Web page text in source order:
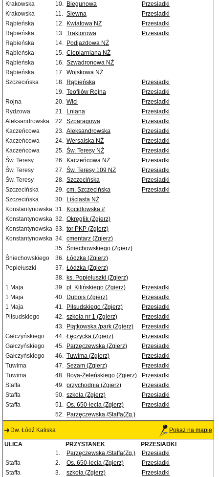
Krakowska
10. Biegunowa
Przesiadki
Krakowska
11. Siewna
Przesiadki
Rąbieńska
12. Kwiatowa NŻ
Przesiadki
Rąbieńska
13. Traktorowa
Przesiadki
Rąbieńska
14. Podjazdowa NŻ
Rąbieńska
15. Cieplarniana NŻ
Rąbieńska
16. Szwadronowa NŻ
Rąbieńska
17. Wojskowa NŻ
Szczecińska
18. Rąbieńska
Przesiadki
19. Teofilów Rojna
Przesiadki
Rojna
20. Wici
Przesiadki
Rydzowa
21. Lniana
Przesiadki
Aleksandrowska
22. Szparagowa
Przesiadki
Kaczeńcowa
23. Aleksandrowska
Przesiadki
Kaczeńcowa
24. Wersalska NŻ
Przesiadki
Kaczeńcowa
25. Św. Teresy NŻ
Przesiadki
Św. Teresy
26. Kaczeńcowa NŻ
Przesiadki
Św. Teresy
27. Św. Teresy 109 NŻ
Przesiadki
Św. Teresy
28. Szczecińska
Przesiadki
Szczecińska
29. cm. Szczecińska
Przesiadki
Szczecińska
30. Liściasta NŻ
Konstantynowska 31. Kocidłowska #
Konstantynowska 32. Okręglik (Zgierz)
Konstantynowska 33. tor PKP (Zgierz)
Konstantynowska 34. cmentarz (Zgierz)
35. Śniechowskiego (Zgierz)
Śniechowskiego
36. Łódzka (Zgierz)
Popiełuszki
37. Łódzka (Zgierz)
38. ks. Popieluszki (Zgierz)
1 Maja
39. pl. Kilińskiego (Zgierz)
Przesiadki
1 Maja
40. Dubois (Zgierz)
Przesiadki
1 Maja
41. Piłsudskiego (Zgierz)
Przesiadki
Piłsudskiego
42. szkoła nr 1 (Zgierz)
Przesiadki
43. Piątkowska /park (Zgierz)
Przesiadki
Gałczyńskiego
44. Łęczycka (Zgierz)
Przesiadki
Gałczyńskiego
45. Parzęczewska (Zgierz)
Przesiadki
Gałczyńskiego
46. Tuwima (Zgierz)
Przesiadki
Tuwima
47. Sezam (Zgierz)
Przesiadki
Tuwima
48. Boya-Żeleńskiego (Zgierz)
Przesiadki
Staffa
49. przychodnia (Zgierz)
Przesiadki
Staffa
50. szkoła (Zgierz)
Przesiadki
Staffa
51. Os. 650-lecia (Zgierz)
Przesiadki
52. Parzęczewska /Staffa(Zg.)
Dw. Łódź Kaliska Pokaż na mapie
ULICA PRZYSTANEK
PRZESIADKI
1.
Parzęczewska /Staffa(Zg.)
Przesiadki
Staffa
2. Os. 650-lecia (Zgierz)
Przesiadki
Staffa
3. szkoła (Zgierz)
Przesiadki